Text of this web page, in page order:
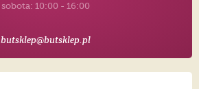
sobota: 10:00 - 16:00
butsklep@butsklep.pl